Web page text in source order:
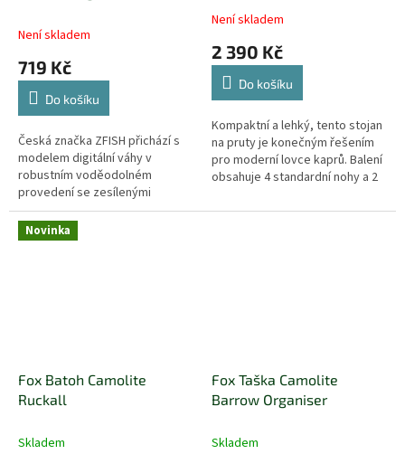
Není skladem
719 Kč
Do košíku
Česká značka ZFISH přichází s
modelem digitální váhy v
robustním voděodolném
provedení se zesílenými
sklápěcími rameny pro snadnou
manipulaci a transport.
Průměrné
produktu
4,0
5
hvězdiček.
Není skladem
2 390 Kč
Do košíku
Kompaktní a lehký, tento stojan
na pruty je konečným řešením
pro moderní lovce kaprů. Balení
obsahuje 4 standardní nohy a 2
Novinka
Fox Batoh Camolite
Ruckall
Skladem
Fox Taška Camolite
Barrow Organiser
Skladem